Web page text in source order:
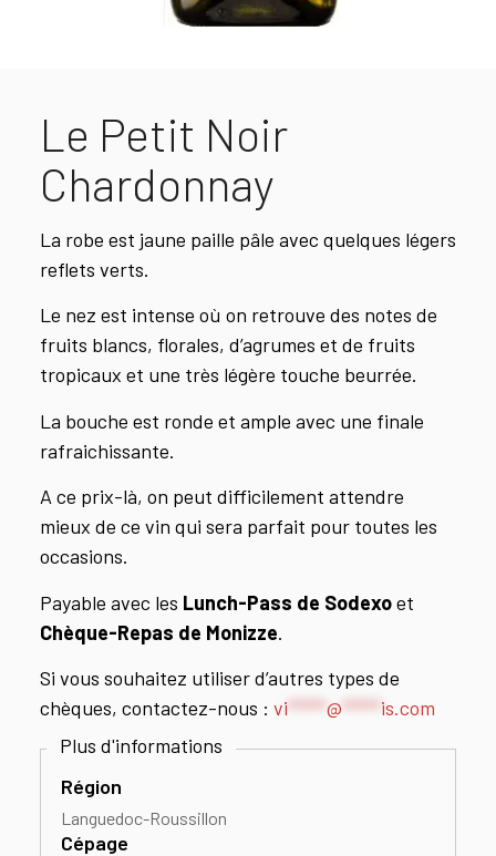
Le Petit Noir
Chardonnay
La robe est jaune paille pâle avec quelques légers
reflets verts.
Le nez est intense où on retrouve des notes de
fruits blancs, florales, d’agrumes et de fruits
tropicaux et une très légère touche beurrée.
La bouche est ronde et ample avec une finale
rafraichissante.
A ce prix-là, on peut difficilement attendre
mieux de ce vin qui sera parfait pour toutes les
occasions.
Payable avec les Lunch-Pass de Sodexoet
Chèque-Repas de Monizze.
Si vous souhaitez utiliser d’autres types de
chèques, contactez-nous : vi *****@ ***** is.com
Région
Languedoc-Roussillon
Cépage